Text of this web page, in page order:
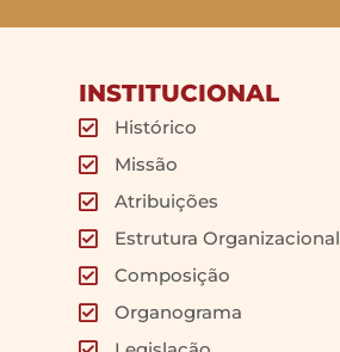
INSTITUCIONAL
Histórico
Missão
Atribuições
Estrutura Organizacional
Composição
Organograma